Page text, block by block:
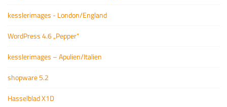
kesslerimages - London/England
WordPress 4.6 „Pepper“
kesslerimages – Apulien/Italien
shopware 5.2
Hasselblad X1D